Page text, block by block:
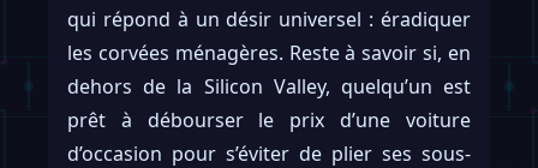
qui répond à un désir universel : éradiquer
les corvées ménagères. Reste à savoir si, en
dehors de la Silicon Valley, quelqu’un est
prêt à débourser le prix d’une voiture
d’occasion pour s’éviter de plier ses sous-